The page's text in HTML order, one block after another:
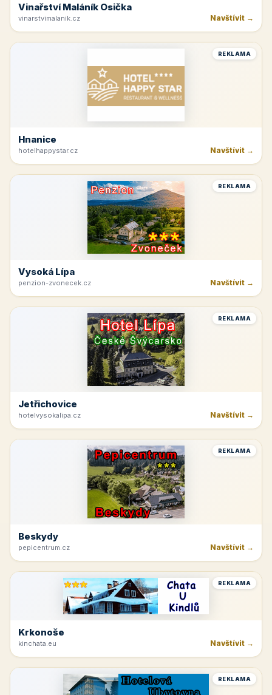
Vinařství Maláník Osička
penzion-zvonecek.cz
Navštívit →
REKLAMA